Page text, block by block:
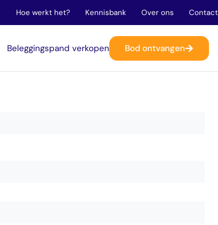
Hoe werkt het? Kennisbank Over ons Contact
Beleggingspand verkopen Bod ontvangen